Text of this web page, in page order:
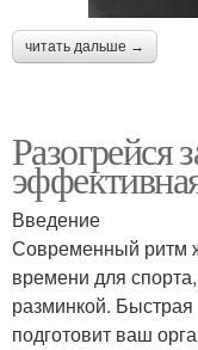
читать дальше →
Разогрейся
Введение
Современный ритм
времени для
разминкой.
подготовит ваш